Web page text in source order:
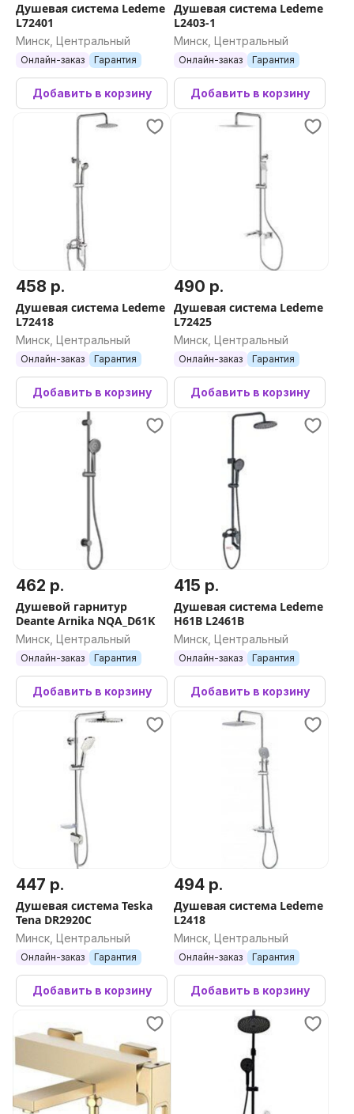
Душевая система Ledeme
L72401
Минск, Центральный
Онлайн-заказ Гарантия
Добавить в корзину
Душевая система Ledeme
L2403-1
Минск, Центральный
Онлайн-заказ Гарантия
Добавить в корзину
458 р.
Душевая система Ledeme
L72418
Минск, Центральный
Онлайн-заказ Гарантия
Добавить в корзину
490 р.
Душевая система Ledeme
L72425
Минск, Центральный
Онлайн-заказ Гарантия
Добавить в корзину
462 р.
Душевой гарнитур
Deante Arnika NQA_D61K
Минск, Центральный
Онлайн-заказ Гарантия
Добавить в корзину
415 р.
Душевая система Ledeme
H61B L2461B
Минск, Центральный
Онлайн-заказ Гарантия
Добавить в корзину
447 р.
Душевая система Teska
Tena DR2920C
Минск, Центральный
Онлайн-заказ Гарантия
Добавить в корзину
494 р.
Душевая система Ledeme
L2418
Минск, Центральный
Онлайн-заказ Гарантия
Добавить в корзину